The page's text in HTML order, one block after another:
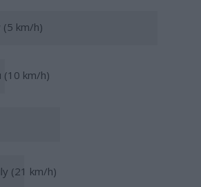
(5 km/h)
(10 km/h)
(21 km/h)